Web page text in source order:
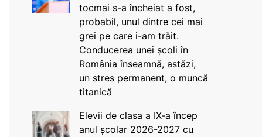
tocmai s-a încheiat a fost,
probabil, unul dintre cei mai
grei pe care i-am trăit.
Conducerea unei școli în
România înseamnă, astăzi,
un stres permanent, o muncă
titanică
Elevii de clasa a IX-a încep
anul școlar 2026-2027 cu